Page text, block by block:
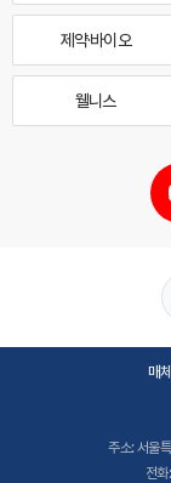
제약·바이오
웰니스
매
주소: 서울
전